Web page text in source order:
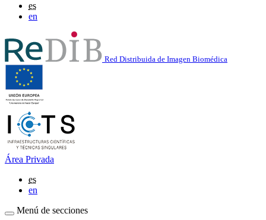
es
en
Red Distribuida de Imagen Biomédica
Área Privada
es
en
Menú de secciones